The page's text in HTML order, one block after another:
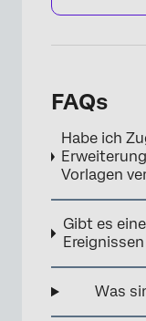
FAQs
Habe ich
Vorlagen
Gibt es
Was